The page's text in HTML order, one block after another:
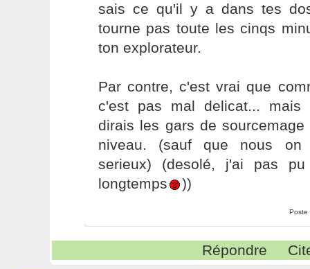
sais ce qu'il y a dans tes
tourne pas toute les cinqs
ton explorateur.
Par contre, c'est vrai que
c'est pas mal delicat...
dirais les gars de
niveau. (sauf que nous on
serieux) (desolé, j'ai pas
longtemps
))
Poste
Répondre